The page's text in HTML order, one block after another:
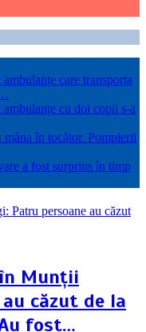
care transporta
cu doi copii s-a
în tocător. Pompierii
a fost surprins în timp
Munții
căzut de la
fost…